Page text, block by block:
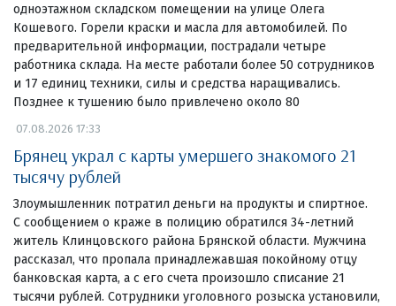
одноэтажном складском помещении на улице Олега
Кошевого. Горели краски и масла для автомобилей. По
предварительной информации, пострадали четыре
работника склада. На месте работали более 50 сотрудников
и 17 единиц техники, силы и средства наращивались.
Позднее к тушению было привлечено около 80
07.08.2026 17:33
Брянец украл с карты умершего знакомого 21
тысячу рублей
Злоумышленник потратил деньги на продукты и спиртное.
С сообщением о краже в полицию обратился 34-летний
житель Клинцовского района Брянской области. Мужчина
рассказал, что пропала принадлежавшая покойному отцу
банковская карта, а с его счета произошло списание 21
тысячи рублей. Сотрудники уголовного розыска установили,